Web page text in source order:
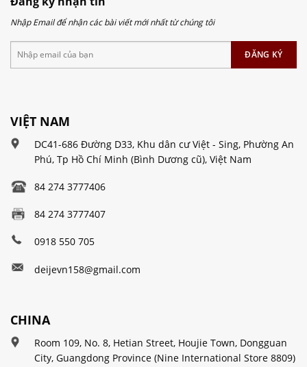
Nhập Email để nhận các bài viết mới nhất từ chúng tôi
VIỆT NAM
DC41-686 Đường D33, Khu dân cư Việt - Sing, Phường An
Phú, Tp Hồ Chí Minh (Bình Dương cũ), Việt Nam
84 274 3777406
84 274 3777407
0918 550 705
deijevn158@gmail.com
CHINA
Room 109, No. 8, Hetian Street, Houjie Town, Dongguan
City, Guangdong Province (Nine International Store 8809)